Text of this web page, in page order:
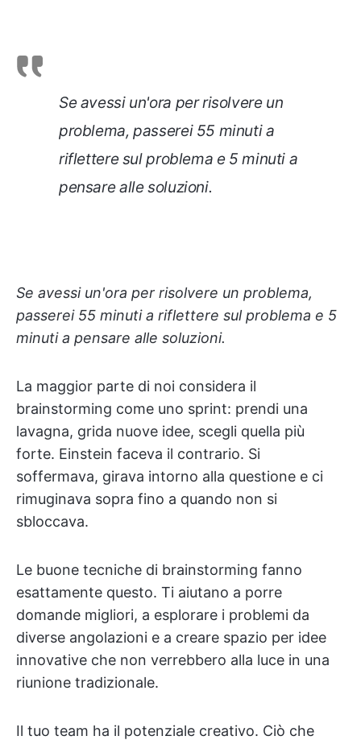
Se avessi un'ora per risolvere un
problema, passerei 55 minuti a
riflettere sul problema e 5 minuti a
pensare alle soluzioni.
Se avessi un'ora per risolvere un problema,
passerei 55 minuti a riflettere sul problema e 5
minuti a pensare alle soluzioni.
La maggior parte di noi considera il
brainstorming come uno sprint: prendi una
lavagna, grida nuove idee, scegli quella più
forte. Einstein faceva il contrario. Si
soffermava, girava intorno alla questione e ci
rimuginava sopra fino a quando non si
sbloccava.
Le buone tecniche di brainstorming fanno
esattamente questo. Ti aiutano a porre
domande migliori, a esplorare i problemi da
diverse angolazioni e a creare spazio per idee
innovative che non verrebbero alla luce in una
riunione tradizionale.
Il tuo team ha il potenziale creativo. Ciò che